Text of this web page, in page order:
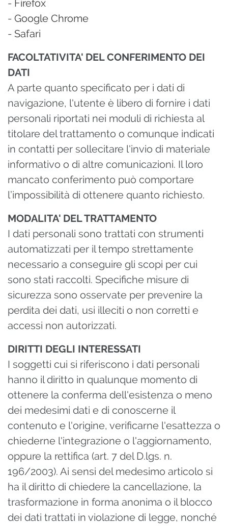
- Firefox
- Google Chrome
- Safari
FACOLTATIVITA' DEL CONFERIMENTO DEI
DATI
A parte quanto specificato per i dati di
navigazione, l'utente è libero di fornire i dati
personali riportati nei moduli di richiesta al
titolare del trattamento o comunque indicati
in contatti per sollecitare l'invio di materiale
informativo o di altre comunicazioni. Il loro
mancato conferimento può comportare
l’impossibilità di ottenere quanto richiesto.
MODALITA' DEL TRATTAMENTO
I dati personali sono trattati con strumenti
automatizzati per il tempo strettamente
necessario a conseguire gli scopi per cui
sono stati raccolti. Specifiche misure di
sicurezza sono osservate per prevenire la
perdita dei dati, usi illeciti o non corretti e
accessi non autorizzati.
DIRITTI DEGLI INTERESSATI
I soggetti cui si riferiscono i dati personali
hanno il diritto in qualunque momento di
ottenere la conferma dell'esistenza o meno
dei medesimi dati e di conoscerne il
contenuto e l'origine, verificarne l'esattezza o
chiederne l'integrazione o l'aggiornamento,
oppure la rettifica (art. 7 del D.lgs. n.
196/2003). Ai sensi del medesimo articolo si
ha il diritto di chiedere la cancellazione, la
trasformazione in forma anonima o il blocco
dei dati trattati in violazione di legge, nonché